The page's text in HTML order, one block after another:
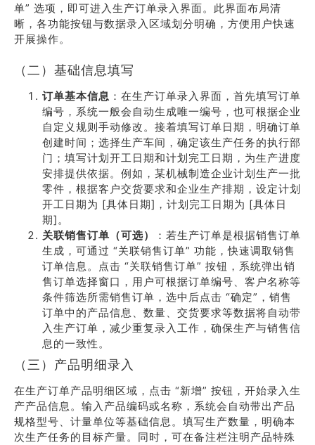
单” 选项，即可进入生产订单录入界面。此界面布局清
晰，各功能按钮与数据录入区域划分明确，方便用户快速
开展操作。
（二）基础信息填写
订单基本信息 ：在生产订单录入界面，首先填写订单
编号，系统一般会自动生成唯一编号，也可根据企业
自定义规则手动修改。接着填写订单日期，明确订单
创建时间；选择生产车间，确定该生产任务的执行部
门；填写计划开工日期和计划完工日期，为生产进度
安排提供依据。例如，某机械制造企业计划生产一批
零件，根据客户交货要求和企业生产排期，设定计划
开工日期为 [具体日期]，计划完工日期为 [具体日
期]。
关联销售订单（可选）
：若生产订单是根据销售订单
生成，可通过 “关联销售订单” 功能，快速调取销售
订单信息。点击 “关联销售订单” 按钮，系统弹出销
售订单选择窗口，用户可根据订单编号、客户名称等
条件筛选所需销售订单，选中后点击 “确定”，销售
订单中的产品信息、数量、交货要求等数据将自动带
入生产订单，减少重复录入工作，确保生产与销售信
息的一致性。
（三）产品明细录入
在生产订单产品明细区域，点击 “新增” 按钮，开始录入生
产产品信息。输入产品编码或名称，系统会自动带出产品
规格型号、计量单位等基础信息。填写生产数量，明确本
次生产任务的目标产量。同时，可在备注栏注明产品特殊